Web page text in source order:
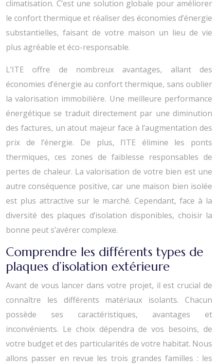
climatisation. C’est une solution globale pour améliorer
le confort thermique et réaliser des économies d’énergie
substantielles, faisant de votre maison un lieu de vie
plus agréable et éco-responsable.
L’ITE offre de nombreux avantages, allant des
économies d’énergie au confort thermique, sans oublier
la valorisation immobilière. Une meilleure performance
énergétique se traduit directement par une diminution
des factures, un atout majeur face à l’augmentation des
prix de l’énergie. De plus, l’ITE élimine les ponts
thermiques, ces zones de faiblesse responsables de
pertes de chaleur. La valorisation de votre bien est une
autre conséquence positive, car une maison bien isolée
est plus attractive sur le marché. Cependant, face à la
diversité des plaques d’isolation disponibles, choisir la
bonne peut s’avérer complexe.
Comprendre les différents types de
plaques d’isolation extérieure
Avant de vous lancer dans votre projet, il est crucial de
connaître les différents matériaux isolants. Chacun
possède ses caractéristiques, avantages et
inconvénients. Le choix dépendra de vos besoins, de
votre budget et des particularités de votre habitat. Nous
allons passer en revue les trois grandes familles : les